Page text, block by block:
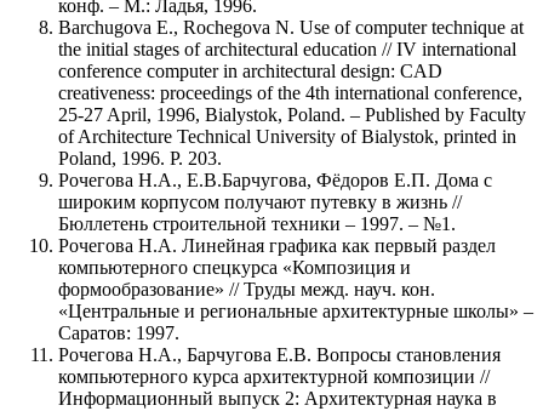
конф. – М.: Ладья, 1996.
Barchugova E., Rochegova N. Use of computer technique at
the initial stages of architectural education // IV international
conference computer in architectural design: CAD
creativeness: proceedings of the 4th international conference,
25-27 April, 1996, Bialystok, Poland. – Published by Faculty
of Architecture Technical University of Bialystok, printed in
Poland, 1996. P. 203.
Рочегова Н.А., Е.В.Барчугова, Фёдоров Е.П. Дома с
широким корпусом получают путевку в жизнь //
Бюллетень строительной техники – 1997. – №1.
Рочегова Н.А. Линейная графика как первый раздел
компьютерного спецкурса «Композиция и
формообразование» // Труды межд. науч. кон.
«Центральные и региональные архитектурные школы» –
Саратов: 1997.
Рочегова Н.А., Барчугова Е.В. Вопросы становления
компьютерного курса архитектурной композиции //
Информационный выпуск 2: Архитектурная наука в